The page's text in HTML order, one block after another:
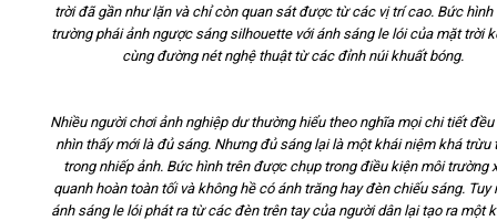
trời đã gần như lặn và chỉ còn quan sát được từ các vị trí cao. Bức hình
trường phái ảnh ngược sáng silhouette với ánh sáng le lói của mặt trời
cùng đường nét nghệ thuật từ các đỉnh núi khuất bóng.
Nhiều người chơi ảnh nghiệp dư thường hiểu theo nghĩa mọi chi tiết đều
nhìn thấy mới là đủ sáng. Nhưng đủ sáng lại là một khái niệm khá trừu
trong nhiếp ảnh. Bức hình trên được chụp trong điều kiện môi trường
quanh hoàn toàn tối và không hề có ánh trăng hay đèn chiếu sáng. Tuy
ánh sáng le lói phát ra từ các đèn trên tay của người dân lại tạo ra một